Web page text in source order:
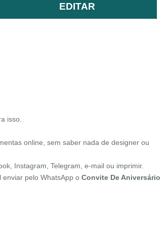
EDITAR
isso.
online, sem saber nada de designer ou
Instagram, Telegram, e-mail ou imprimir.
pelo WhatsApp o Convite De Aniversário